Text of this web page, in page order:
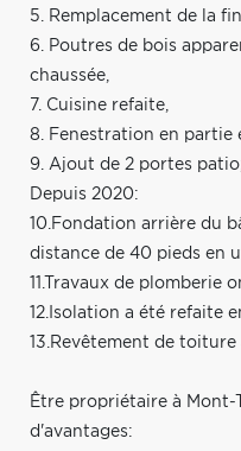
5. Remplacement de la
6. Poutres de bois
chaussée,
7. Cuisine refaite,
8. Fenestration en partie
9. Ajout de 2 portes
Depuis 2020:
10.Fondation arrière du
distance de 40 pieds en
11.Travaux de plomberie
12.Isolation a été refaite
13.Revêtement de toiture
Être propriétaire à
d'avantages: